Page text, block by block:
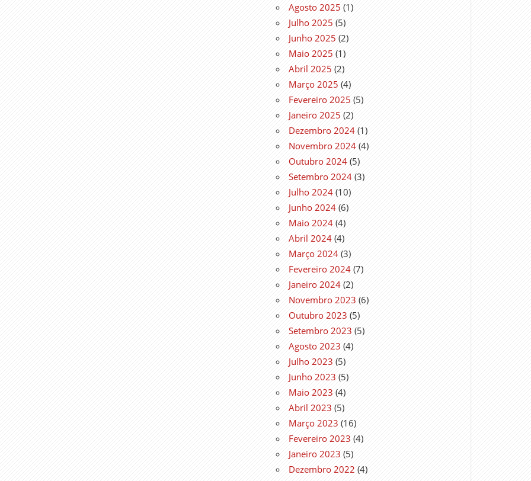
Agosto 2025 (1)
Julho 2025 (5)
Junho 2025 (2)
Maio 2025 (1)
Abril 2025 (2)
Março 2025 (4)
Fevereiro 2025 (5)
Janeiro 2025 (2)
Dezembro 2024 (1)
Novembro 2024 (4)
Outubro 2024 (5)
Setembro 2024 (3)
Julho 2024 (10)
Junho 2024 (6)
Maio 2024 (4)
Abril 2024 (4)
Março 2024 (3)
Fevereiro 2024 (7)
Janeiro 2024 (2)
Novembro 2023 (6)
Outubro 2023 (5)
Setembro 2023 (5)
Agosto 2023 (4)
Julho 2023 (5)
Junho 2023 (5)
Maio 2023 (4)
Abril 2023 (5)
Março 2023 (16)
Fevereiro 2023 (4)
Janeiro 2023 (5)
Dezembro 2022 (4)